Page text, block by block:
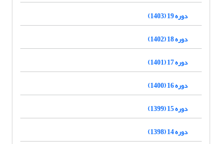
دوره 19 (1403)
دوره 18 (1402)
دوره 17 (1401)
دوره 16 (1400)
دوره 15 (1399)
دوره 14 (1398)